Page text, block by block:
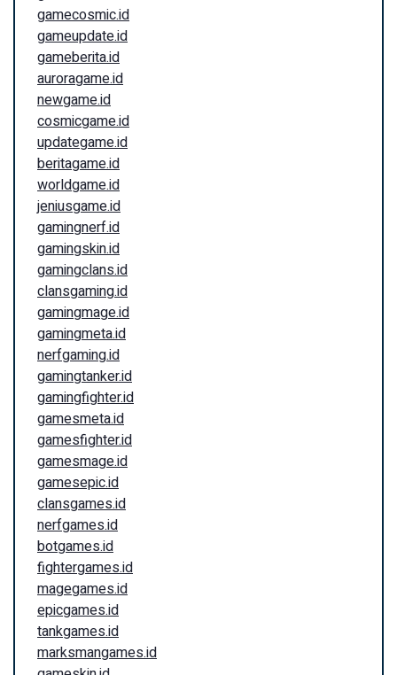
gamecosmic.id
gameupdate.id
gameberita.id
auroragame.id
newgame.id
cosmicgame.id
updategame.id
beritagame.id
worldgame.id
jeniusgame.id
gamingnerf.id
gamingskin.id
gamingclans.id
clansgaming.id
gamingmage.id
gamingmeta.id
nerfgaming.id
gamingtanker.id
gamingfighter.id
gamesmeta.id
gamesfighter.id
gamesmage.id
gamesepic.id
clansgames.id
nerfgames.id
botgames.id
fightergames.id
magegames.id
epicgames.id
tankgames.id
marksmangames.id